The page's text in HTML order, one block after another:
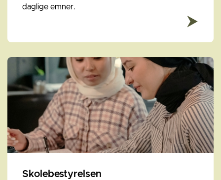
daglige emner.
Skolebestyrelsen